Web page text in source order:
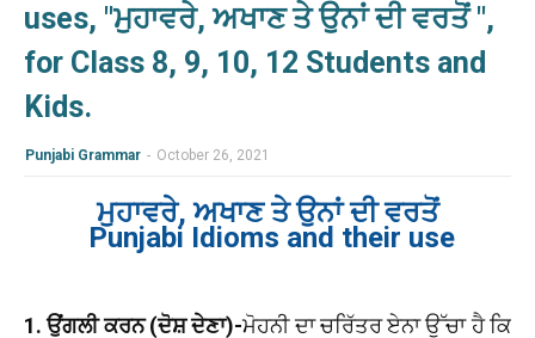
uses, "ਮੁਹਾਵਰੇ, ਅਖਾਣ ਤੇ ਉਨਾਂ ਦੀ ਵਰਤੋਂ ",
for Class 8, 9, 10, 12 Students and
Kids.
Punjabi Grammar - October 26, 2021
ਮੁਹਾਵਰੇ, ਅਖਾਣ ਤੇ ਉਨਾਂ ਦੀ ਵਰਤੋਂ
Punjabi Idioms and their use
1. ਉਂਗਲੀ ਕਰਨ (ਦੋਸ਼ ਦੇਣਾ)-ਮੋਹਨੀ ਦਾ ਚਰਿੱਤਰ ਏਨਾ ਉੱਚਾ ਹੈ ਕਿ